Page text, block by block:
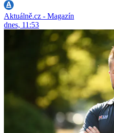
Aktuálně.cz - Magazín
dnes, 11:53